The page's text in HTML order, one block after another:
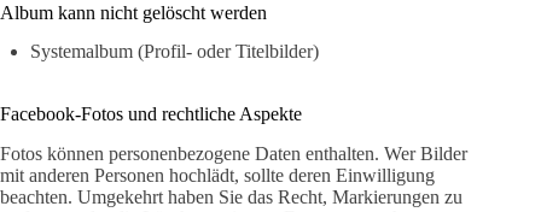
Album kann nicht gelöscht werden
Systemalbum (Profil- oder Titelbilder)
Facebook-Fotos und rechtliche Aspekte
Fotos können personenbezogene Daten enthalten. Wer Bilder
mit anderen Personen hochlädt, sollte deren Einwilligung
beachten. Umgekehrt haben Sie das Recht, Markierungen zu